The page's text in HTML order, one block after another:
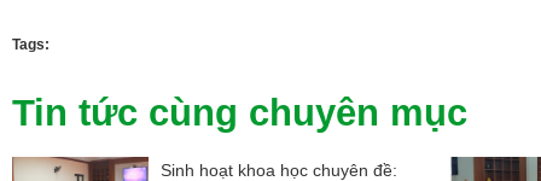
Tags:
Tin tức cùng chuyên mục
Sinh hoạt khoa học chuyên đề: